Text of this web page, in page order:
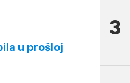
u prošloj